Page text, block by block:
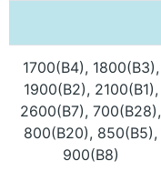
1700(B4), 1800(B3),
1900(B2), 2100(B1),
2600(B7), 700(B28),
800(B20), 850(B5),
900(B8)